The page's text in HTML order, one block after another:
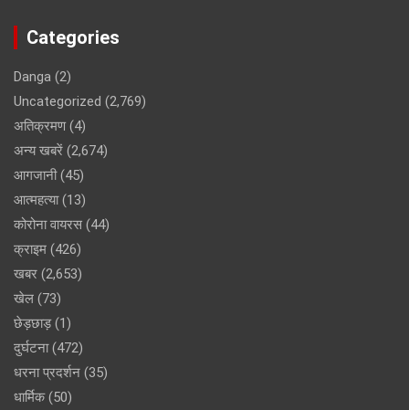
Categories
Danga (2)
Uncategorized (2,769)
अतिक्रमण(4)
अन्य खबरें (2,674)
आगजानी(45)
आत्महत्या(13)
कोरोना वायरस (44)
क्राइम (426)
खबर (2,653)
खेल (73)
छेड़छाड़(1)
दुर्घटना(472)
धरना प्रदर्शन (35)
धार्मिक(50)